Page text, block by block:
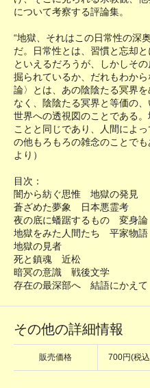
について考察する評論集。
“地獄、それはこの日常性の深
だ。日常性とは、習慣と忘却
といえるだろうが、しかしそ
掘られているか、だれもわか
論〉とは、あの陰陰たる冥界
なく、陰陰たる冥界と等価の
世界への透視図のことである
ことと同じであり、人間によ
の他もろもろの雑念のことでも
より）
目次：
闇から紡ぐ思惟 地獄の発見
蒼ざめた夢象 日本悪霊考
夜の底に蟠踞するもの 変身論
地獄をみた人間たち 平家物語
地獄の見者
死と鎮魂 近松
暗冥の意識 戦後文学
存在の最深部へ 結語にかえて
その他の詳細情報
販売価格 700円(税